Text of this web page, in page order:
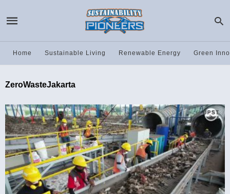
Home Sustainable Living Renewable Energy Green
ZeroWasteJakarta